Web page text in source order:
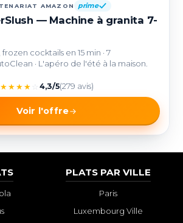
AMAZON prime
— Machine à granita 7-
frozen cocktails en 15 min · 7
· L'apéro de l'été à la maison.
★★★★ 4,3/5(279 avis)
Voir l'offre
PLATS PAR VILLE
Paris
Luxembourg Ville